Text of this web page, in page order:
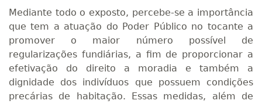
Mediante todo o exposto, percebe-se a importância
que tem a atuação do Poder Público no tocante a
promover o maior número possível de
regularizações fundiárias, a fim de proporcionar a
efetivação do direito a moradia e também a
dignidade dos indivíduos que possuem condições
precárias de habitação. Essas medidas, além de